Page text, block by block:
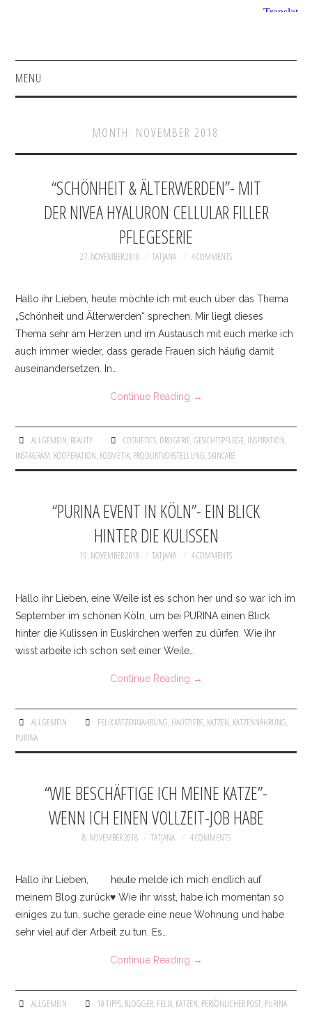
MENU
BEAUTY
SHOP
INSTAGRAM
FACEBOOK
KONTAKT
IMPRESSUM
MONTH: NOVEMBER 2018
“SCHÖNHEIT & ÄLTERWERDEN”- MIT
DER NIVEA HYALURON CELLULAR FILLER
PFLEGESERIE
27. NOVEMBER 2018 TATJANA 4 COMMENTS
Hallo ihr Lieben, heute möchte ich mit euch über das Thema
„Schönheit und Älterwerden“ sprechen. Mir liegt dieses
Thema sehr am Herzen und im Austausch mit euch merke ich
auch immer wieder, dass gerade Frauen sich häufig damit
auseinandersetzen. In…
Continue Reading →
ALLGEMEIN, BEAUTY COSMETICS, DROGERIE,GESICHTSPFLEGE, INSPIRATION,
INSTAGRAM, KOOPERATION, KOSMETIK, PRODUKTVORSTELLUNG,SKINCARE
“PURINA EVENT IN KÖLN”- EIN BLICK
HINTER DIE KULISSEN
19. NOVEMBER 2018 TATJANA 4 COMMENTS
Hallo ihr Lieben, eine Weile ist es schon her und so war ich im
September im schönen Köln, um bei PURINA einen Blick
hinter die Kulissen in Euskirchen werfen zu dürfen. Wie ihr
wisst arbeite ich schon seit einer Weile…
Continue Reading →
ALLGEMEIN FELIX KATZENNAHRUNG, HAUSTIERE, KATZEN, KATZENNAHRUNG,
PURINA
“WIE BESCHÄFTIGE ICH MEINE KATZE”-
WENN ICH EINEN VOLLZEIT-JOB HABE
8. NOVEMBER 2018 TATJANA 4 COMMENTS
Hallo ihr Lieben, heute melde ich mich endlich auf
meinem Blog zurück♥ Wie ihr wisst, habe ich momentan so
einiges zu tun, suche gerade eine neue Wohnung und habe
sehr viel auf der Arbeit zu tun. Es…
Continue Reading →
ALLGEMEIN 10 TIPPS, BLOGGER, FELIX, KATZEN, PERSÖNLICHER POST, PURINA